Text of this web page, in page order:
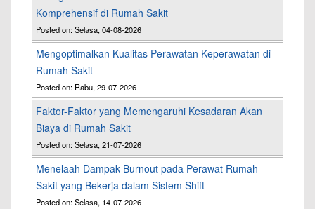
Komprehensif di Rumah Sakit
Posted on: Selasa, 04-08-2026
Mengoptimalkan Kualitas Perawatan Keperawatan di
Rumah Sakit
Posted on: Rabu, 29-07-2026
Faktor-Faktor yang Memengaruhi Kesadaran Akan
Biaya di Rumah Sakit
Posted on: Selasa, 21-07-2026
Menelaah Dampak Burnout pada Perawat Rumah
Sakit yang Bekerja dalam Sistem Shift
Posted on: Selasa, 14-07-2026